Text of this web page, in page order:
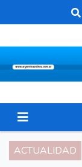
ACTUALIDAD